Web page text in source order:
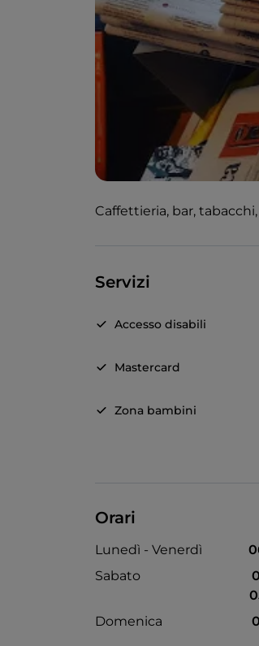
Caffettieria, bar,
Servizi
Accesso disabili
Mastercard
Zona bambini
Orari
Lunedì - Venerdì
Sabato
Domenica